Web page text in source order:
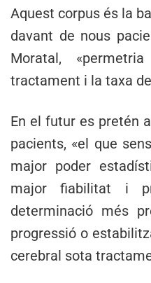
Aquest corpus és la
davant de nous
Moratal,
tractament i la taxa
En el futur es pretén
pacients, «el que
major poder
major fiabilitat i
determinació més
progressió o
cerebral sota